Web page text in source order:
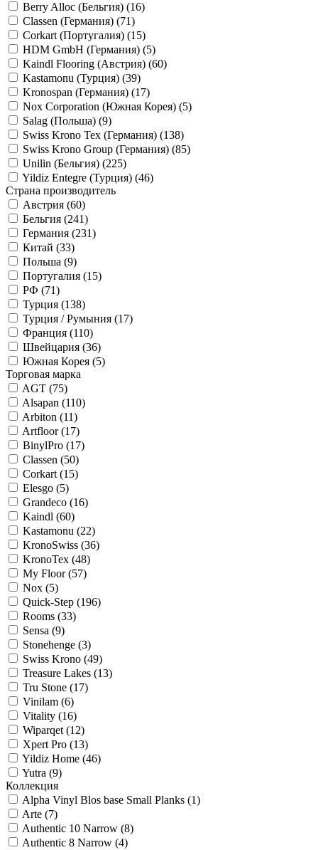
Berry Alloc (Бельгия) (16)
Classen (Германия) (71)
Corkart (Португалия) (15)
HDM GmbH (Германия) (5)
Kaindl Flooring (Австрия) (60)
Kastamonu (Турция) (39)
Kronospan (Германия) (17)
Nox Corporation (Южная Корея) (5)
Salag (Польша) (9)
Swiss Krono Tex (Германия) (138)
Swiss Krono Group (Германия) (85)
Unilin (Бельгия) (225)
Yildiz Entegre (Турция) (46)
Страна производитель
Австрия (60)
Бельгия (241)
Германия (231)
Китай (33)
Польша (9)
Португалия (15)
РФ (71)
Турция (138)
Турция / Румыния (17)
Франция (110)
Швейцария (36)
Южная Корея (5)
Торговая марка
AGT (75)
Alsapan (110)
Arbiton (11)
Artfloor (17)
BinylPro (17)
Classen (50)
Corkart (15)
Elesgo (5)
Grandeco (16)
Kaindl (60)
Kastamonu (22)
KronoSwiss (36)
KronoTex (48)
My Floor (57)
Nox (5)
Quick-Step (196)
Rooms (33)
Sensa (9)
Stonehenge (3)
Swiss Krono (49)
Treasure Lakes (13)
Tru Stone (17)
Vinilam (6)
Vitality (16)
Wiparqet (12)
Xpert Pro (13)
Yildiz Home (46)
Yutra (9)
Коллекция
Alpha Vinyl Blos base Small Planks (1)
Arte (7)
Authentic 10 Narrow (8)
Authentic 8 Narrow (4)